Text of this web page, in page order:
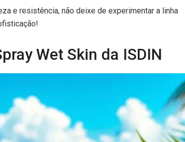
e resistência, não deixe de experimentar a linha
Wet Skin da ISDIN